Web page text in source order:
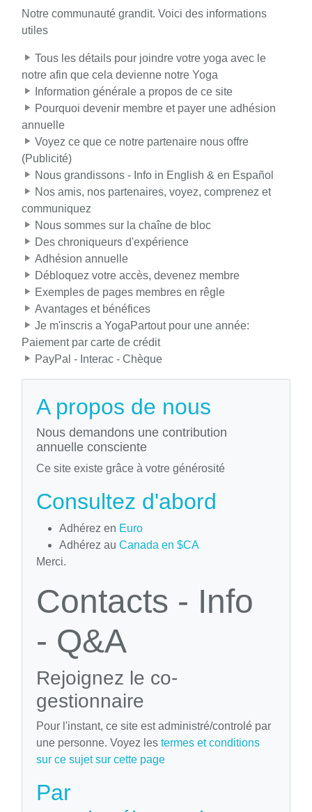
Notre communauté grandit. Voici des informations
utiles
Tous les détails pour joindre votre yoga avec le
notre afin que cela devienne notre Yoga
Information générale a propos de ce site
Pourquoi devenir membre et payer une adhésion
annuelle
Voyez ce que ce notre partenaire nous offre
(Publicité)
Nous grandissons - Info in English & en Español
Nos amis, nos partenaires, voyez, comprenez et
communiquez
Nous sommes sur la chaîne de bloc
Des chroniqueurs d'expérience
Adhésion annuelle
Débloquez votre accès, devenez membre
Exemples de pages membres en rêgle
Avantages et bénéfices
Je m'inscris a YogaPartout pour une année:
Paiement par carte de crédit
PayPal - Interac - Chèque
A propos de nous
Nous demandons une contribution
annuelle consciente
Ce site existe grâce à votre générosité
Consultez d'abord
Adhérez en Euro
Adhérez au Canada en $CA
Merci.
Contacts - Info
- Q&A
Rejoignez le co-
gestionnaire
Pour l'instant, ce site est administré/controlé par
une personne. Voyez les termes et conditions
sur ce sujet sur cette page
Par